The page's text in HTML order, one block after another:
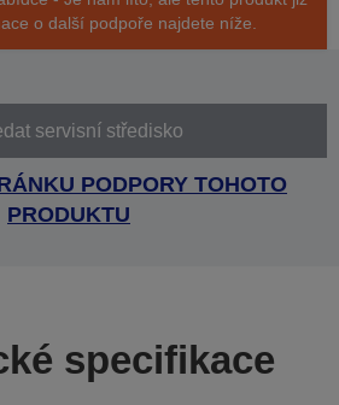
o další podpoře najdete níže.
servisní středisko
PODPORY TOHOTO
PRODUKTU
specifikace